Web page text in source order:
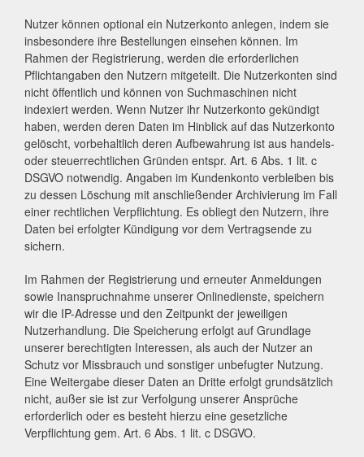
Nutzer können optional ein Nutzerkonto anlegen, indem sie
insbesondere ihre Bestellungen einsehen können. Im
Rahmen der Registrierung, werden die erforderlichen
Pflichtangaben den Nutzern mitgeteilt. Die Nutzerkonten sind
nicht öffentlich und können von Suchmaschinen nicht
indexiert werden. Wenn Nutzer ihr Nutzerkonto gekündigt
haben, werden deren Daten im Hinblick auf das Nutzerkonto
gelöscht, vorbehaltlich deren Aufbewahrung ist aus handels-
oder steuerrechtlichen Gründen entspr. Art. 6 Abs. 1 lit. c
DSGVO notwendig. Angaben im Kundenkonto verbleiben bis
zu dessen Löschung mit anschließender Archivierung im Fall
einer rechtlichen Verpflichtung. Es obliegt den Nutzern, ihre
Daten bei erfolgter Kündigung vor dem Vertragsende zu
sichern.
Im Rahmen der Registrierung und erneuter Anmeldungen
sowie Inanspruchnahme unserer Onlinedienste, speichern
wir die IP-Adresse und den Zeitpunkt der jeweiligen
Nutzerhandlung. Die Speicherung erfolgt auf Grundlage
unserer berechtigten Interessen, als auch der Nutzer an
Schutz vor Missbrauch und sonstiger unbefugter Nutzung.
Eine Weitergabe dieser Daten an Dritte erfolgt grundsätzlich
nicht, außer sie ist zur Verfolgung unserer Ansprüche
erforderlich oder es besteht hierzu eine gesetzliche
Verpflichtung gem. Art. 6 Abs. 1 lit. c DSGVO.